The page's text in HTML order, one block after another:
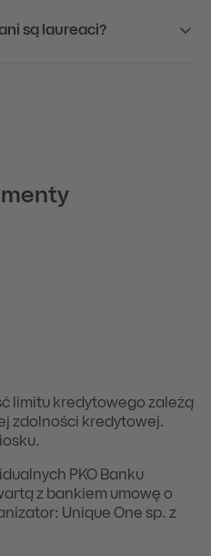
są laureaci?
limitu kredytowego zależą
zdolności kredytowej.
PKO Banku
z bankiem umowę o
Unique One sp. z